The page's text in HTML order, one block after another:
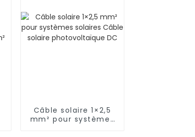
Câble solaire 1×2,5
mm² pour systèmes